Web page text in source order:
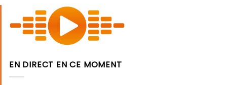
EN DIRECT EN CE MOMENT